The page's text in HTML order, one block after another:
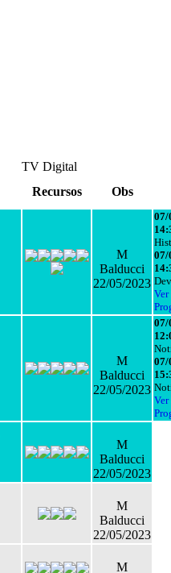
TV Digital
Recursos Obs
M
Balducci
22/05/2023
07/
07/
Ver
M
Balducci
22/05/2023
07/
07/
Ver
M
Balducci
22/05/2023
M
Balducci
22/05/2023
M